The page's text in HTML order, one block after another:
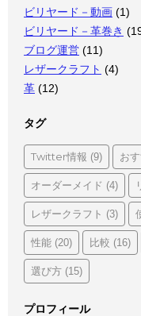
ビリヤード－動画 (1)
ビリヤード－革巻き
ブログ運営 (11)
レザークラフト (4)
革 (12)
タグ
Twitter情報 (9) お
オーダーメイド (4)
レザークラフト (3)
性能 (20) 比較 (16)
選び方 (15)
プロフィール